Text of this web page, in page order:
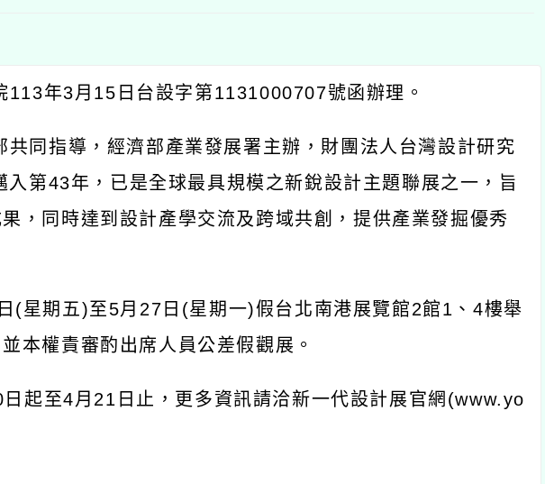
113年3月15日台設字第1131000707號函辦理。
同指導，經濟部產業發展署主辦，財團法人台灣設計研究
第43年，已是全球最具規模之新銳設計主題聯展之一，旨
，同時達到設計產學交流及跨域共創，提供產業發掘優秀
(星期五)至5月27日(星期一)假台北南港展覽館2館1、4樓舉
本權責審酌出席人員公差假觀展。
起至4月21日止，更多資訊請洽新一代設計展官網(www.yo